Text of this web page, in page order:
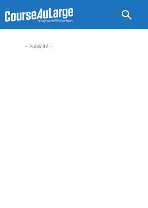
- Publicité -